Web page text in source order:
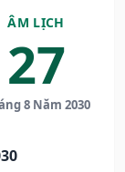
ÂM LỊCH
27
8 Năm 2030